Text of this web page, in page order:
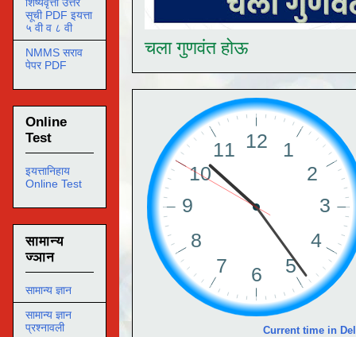
चला गुणवंत होऊ
Current time in
सूची PDF इयत्ता
५ वी व ८ वी
NMMS सराव
पेपर PDF
Online
Test
इयत्तानिहाय
Online Test
सामान्य
ज्ञान
सामान्य ज्ञान
सामान्य ज्ञान
प्रश्नावली